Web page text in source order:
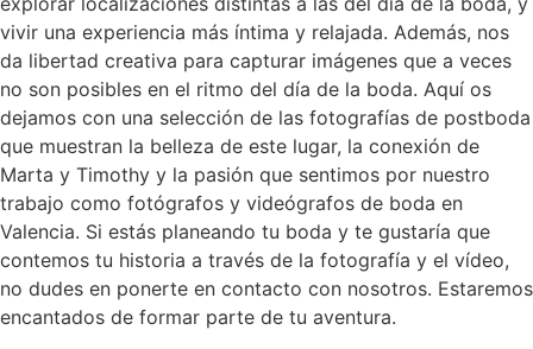
vivir una experiencia más íntima y relajada. Además, nos
da libertad creativa para capturar imágenes que a veces
no son posibles en el ritmo del día de la boda. Aquí os
dejamos con una selección de las fotografías de postboda
que muestran la belleza de este lugar, la conexión de
Marta y Timothy y la pasión que sentimos por nuestro
trabajo como fotógrafos y videógrafos de boda en
Valencia. Si estás planeando tu boda y te gustaría que
contemos tu historia a través de la fotografía y el vídeo,
no dudes en ponerte en contacto con nosotros. Estaremos
encantados de formar parte de tu aventura.